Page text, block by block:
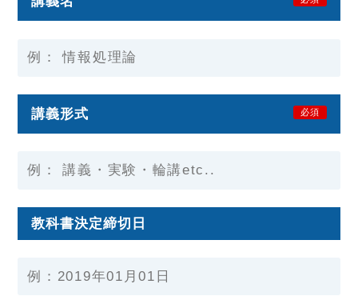
講義形式 必須
教科書決定締切日